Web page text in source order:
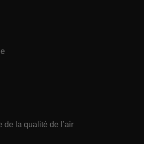
de la qualité de l’air
strictement nécessaires habilitent des
de base du site Web telles que la
utilisateurs et la gestion des
site Web ne peut pas être utilisé
sans les cookies strictement